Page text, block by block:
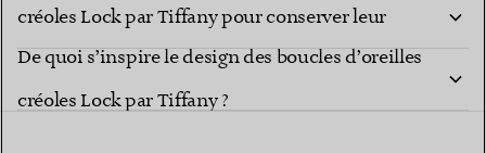
créoles Lock par Tiffany pour conserver leur
éclat ?
De quoi s’inspire le design des boucles d’oreilles
créoles Lock par Tiffany ?